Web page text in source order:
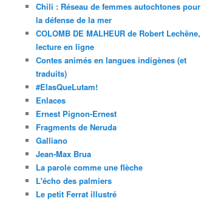
Chili : Réseau de femmes autochtones pour
la défense de la mer
COLOMB DE MALHEUR de Robert Lechêne,
lecture en ligne
Contes animés en langues indigènes (et
traduits)
#ElasQueLutam!
Enlaces
Ernest Pignon-Ernest
Fragments de Neruda
Galliano
Jean-Max Brua
La parole comme une flèche
L'écho des palmiers
Le petit Ferrat illustré